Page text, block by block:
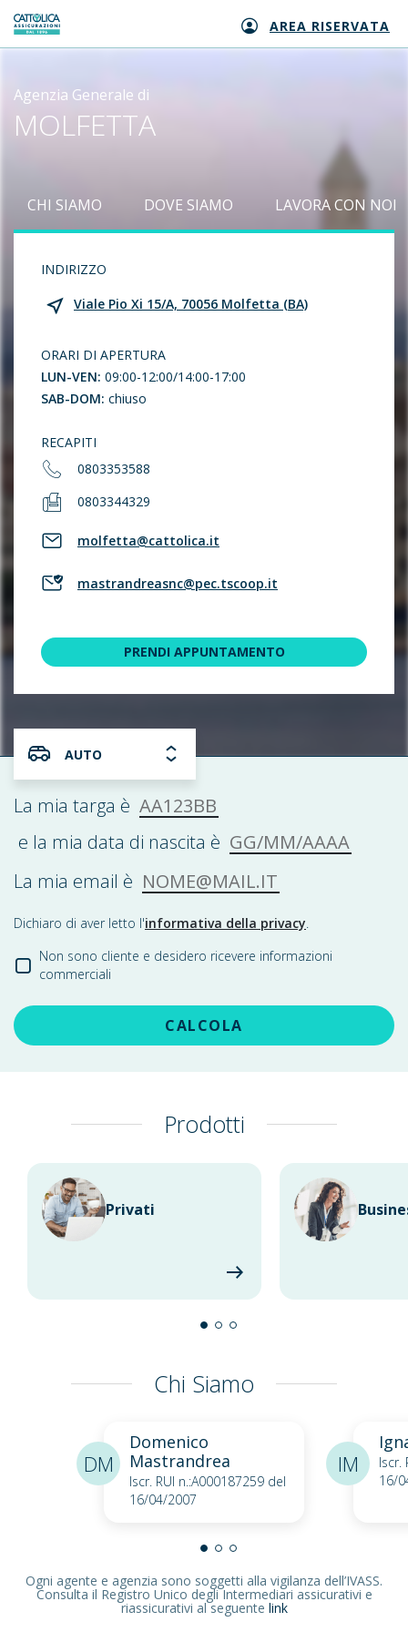
Generali logo AREA RISERVATA
Agenzia Generale di
MOLFETTA
CHI SIAMO DOVE SIAMO LAVORA CON NOI
INDIRIZZO
Viale Pio Xi 15/A, 70056 Molfetta (BA)
ORARI DI APERTURA
LUN-VEN: 09:00-12:00/14:00-17:00
SAB-DOM: chiuso
RECAPITI
0803353588
0803344329
molfetta@cattolica.it
mastrandreasnc@pec.tscoop.it
PRENDI APPUNTAMENTO
AUTO
La mia targa è AA123BB
e la mia data di nascita è GG/MM/AAAA
La mia email è NOME@MAIL.IT
Dichiaro di aver letto l'informativa della privacy.
Non sono cliente e desidero ricevere informazioni
commerciali
CALCOLA
Prodotti
Privati
Chi Siamo
Domenico
Mastrandrea
Iscr. RUI n.:A000187259 del
16/04/2007
DM
Iscr.
16/
IM
Ogni agente e agenzia sono soggetti alla vigilanza dell’IVASS.
Consulta il Registro Unico degli Intermediari assicurativi e
riassicurativi al seguente link